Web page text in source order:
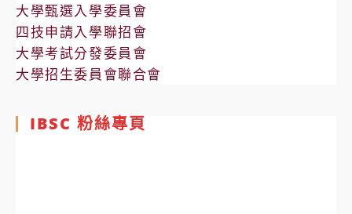
大學甄選入學委員會
四技申請入學聯招會
大學考試分發委員會
大學招生委員會聯合會
IBSC 粉絲專頁